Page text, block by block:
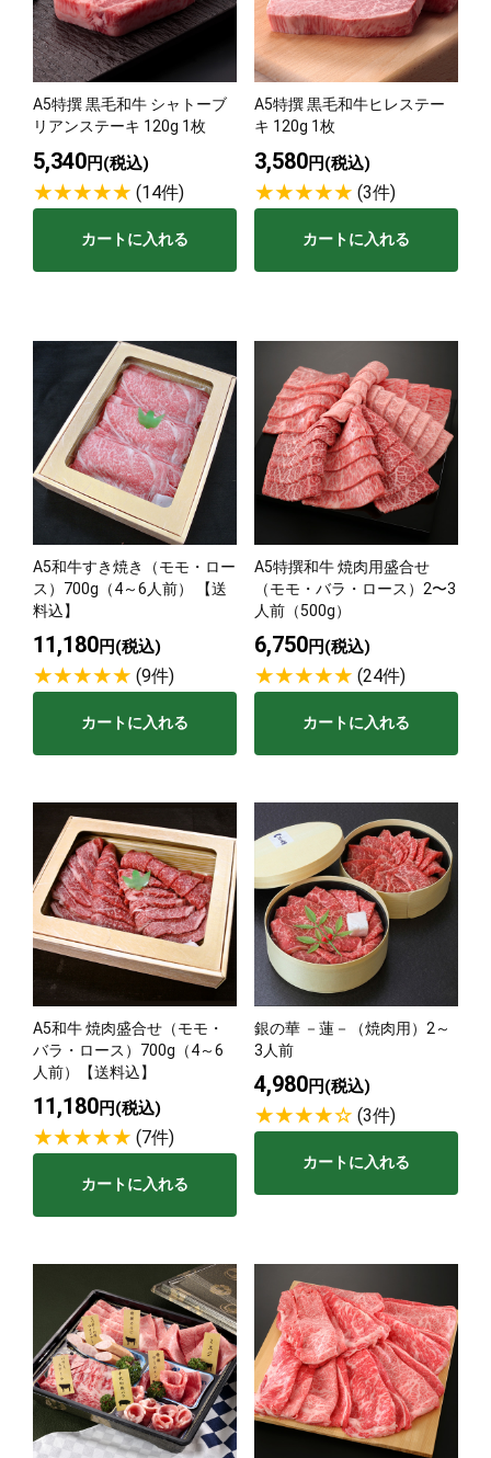
A5特撰 黒毛和牛 シャトーブ
リアンステーキ 120g 1枚
5,340円(税込)
(14件)
カートに入れる
A5特撰 黒毛和牛ヒレステー
キ 120g 1枚
3,580円(税込)
(3件)
カートに入れる
A5和牛すき焼き（モモ・ロー
ス）700g（4～6人前） 【送
料込】
11,180円(税込)
(9件)
カートに入れる
A5特撰和牛 焼肉用盛合せ
（モモ・バラ・ロース）2〜3
人前（500g）
6,750円(税込)
(24件)
カートに入れる
A5和牛 焼肉盛合せ（モモ・
バラ・ロース）700g（4～6
人前）【送料込】
11,180円(税込)
(7件)
カートに入れる
銀の華 －蓮－（焼肉用）2～
3人前
4,980円(税込)
(3件)
カートに入れる